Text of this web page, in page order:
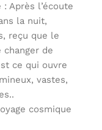
: Après l’écoute
la nuit,
reçu que le
de
ce qui ouvre
vastes,
cosmique